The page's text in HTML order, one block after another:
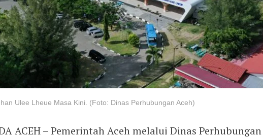
Ulee Lheue Masa Kini. (Foto: Dinas Perhubungan Aceh)
ACEH – Pemerintah Aceh melalui Dinas